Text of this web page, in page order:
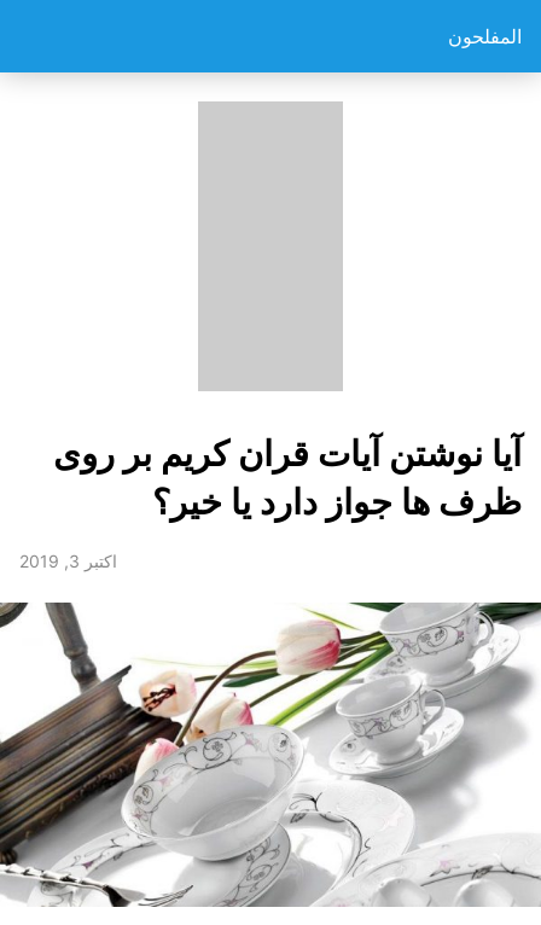
المفلحون
آیا نوشتن آیات قران کریم بر روی
ظرف ها جواز دارد یا خیر؟
اکتبر 3, 2019